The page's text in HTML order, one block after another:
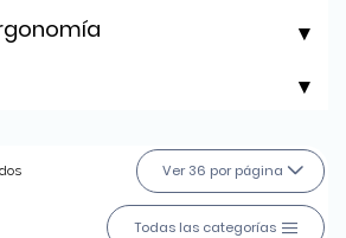
Ver 36 por página
Todas las categorías